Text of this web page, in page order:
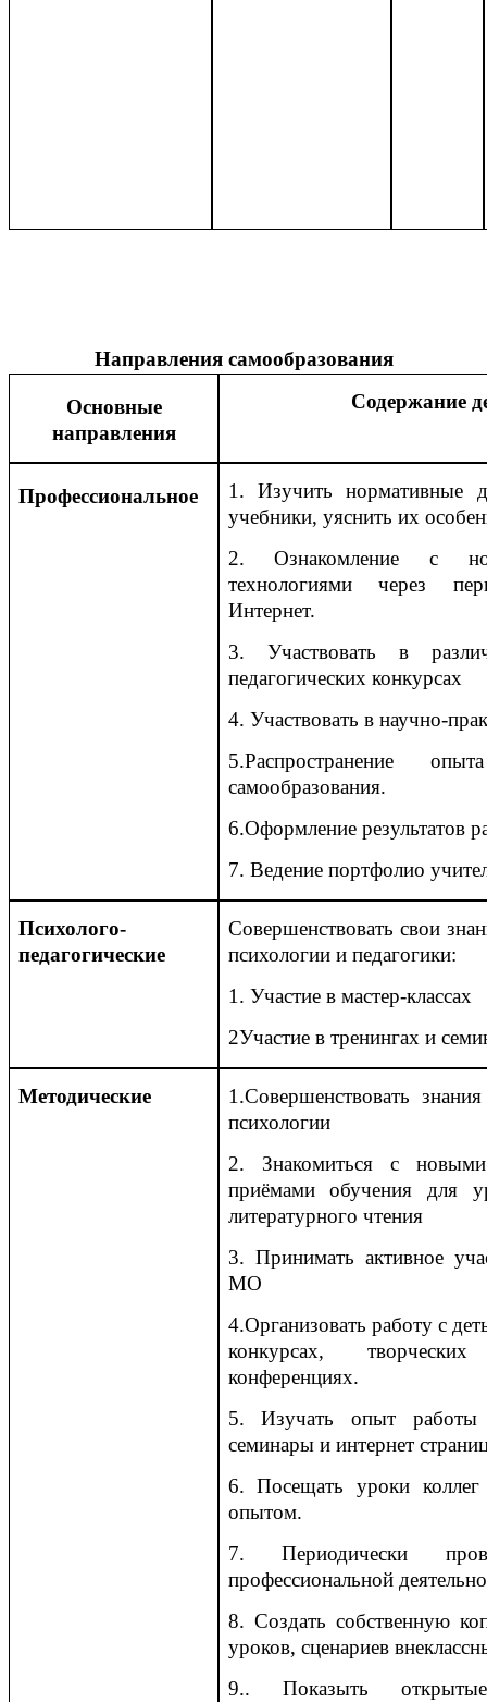
Направления самообразования
Основные
направления
Содержание
Профессиональное
1. Изучить нормативные
учебники, уяснить их
2. Ознакомление с
технологиями через
Интернет.
3. Участвовать в
педагогических конкурсах
4. Участвовать в научно-
5.Распространение
самообразования.
6.Оформление результатов
7. Ведение портфолио
Психолого-
педагогические
Совершенствовать свои
психологии и педагогики:
1. Участие в мастер-классах
2Участие в тренингах и
Методические
1.Совершенствовать
психологии
2. Знакомиться с
приёмами обучения для
литературного чтения
3. Принимать активное
МО
4.Организовать работу с
конкурсах,
конференциях.
5. Изучать опыт работы
семинары и интернет
6. Посещать уроки
опытом.
7. Периодически
профессиональной
8. Создать собственную
уроков, сценариев
9.. Показыть